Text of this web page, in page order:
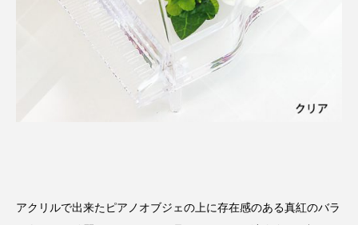
アクリルで出来たピアノオブジェの上に存在感のある真紅のバラ